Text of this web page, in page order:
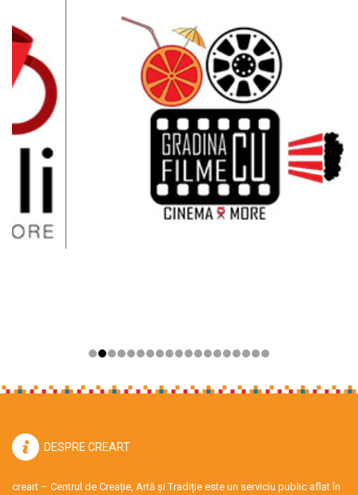
DESPRE CREART
creart – Centrul de Creație, Artă și Tradiție este un serviciu public aflat în